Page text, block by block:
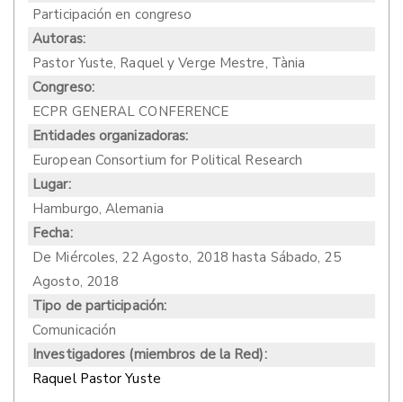
Participación en congreso
Autoras:
Pastor Yuste, Raquel y Verge Mestre, Tània
Congreso:
ECPR GENERAL CONFERENCE
Entidades organizadoras:
European Consortium for Political Research
Lugar:
Hamburgo, Alemania
Fecha:
De Miércoles, 22 Agosto, 2018 hasta Sábado, 25
Agosto, 2018
Tipo de participación:
Comunicación
Investigadores (miembros de la Red):
Raquel Pastor Yuste